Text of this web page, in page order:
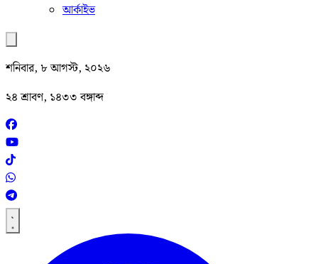
আর্কাইভ
শনিবার, ৮ আগস্ট, ২০২৬
২৪ শ্রাবণ, ১৪৩৩ বঙ্গাব্দ